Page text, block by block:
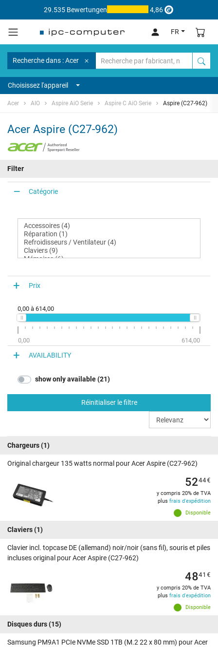
29.535 Bewertungen 4,86
FR
Recherche dans : Acer
Choisissez l'appareil
Acer AIO Aspire AiO Serie Aspire C AiO Serie Aspire (C27-962)
Acer Aspire (C27-962)
Filter
Catégorie
Prix
0,00 à 614,00
0,00 614,00
AVAILABILITY
show only available (21)
Réinitialiser le filtre
Chargeurs(1)
Original chargeur 135 watts normal pour Acer Aspire (C27-962)
Disponible
5244€
y compris 20% de TVA
plus frais d'expédition
Claviers(1)
Clavier incl. topcase DE (allemand) noir/noir (sans fil), souris et piles
incluses original pour Acer Aspire (C27-962)
Disponible
4841 €
y compris 20% de TVA
plus frais d'expédition
Disques durs(15)
Samsung PM9A1 PCIe NVMe SSD 1TB (M.2 22 x 80 mm) pour Acer